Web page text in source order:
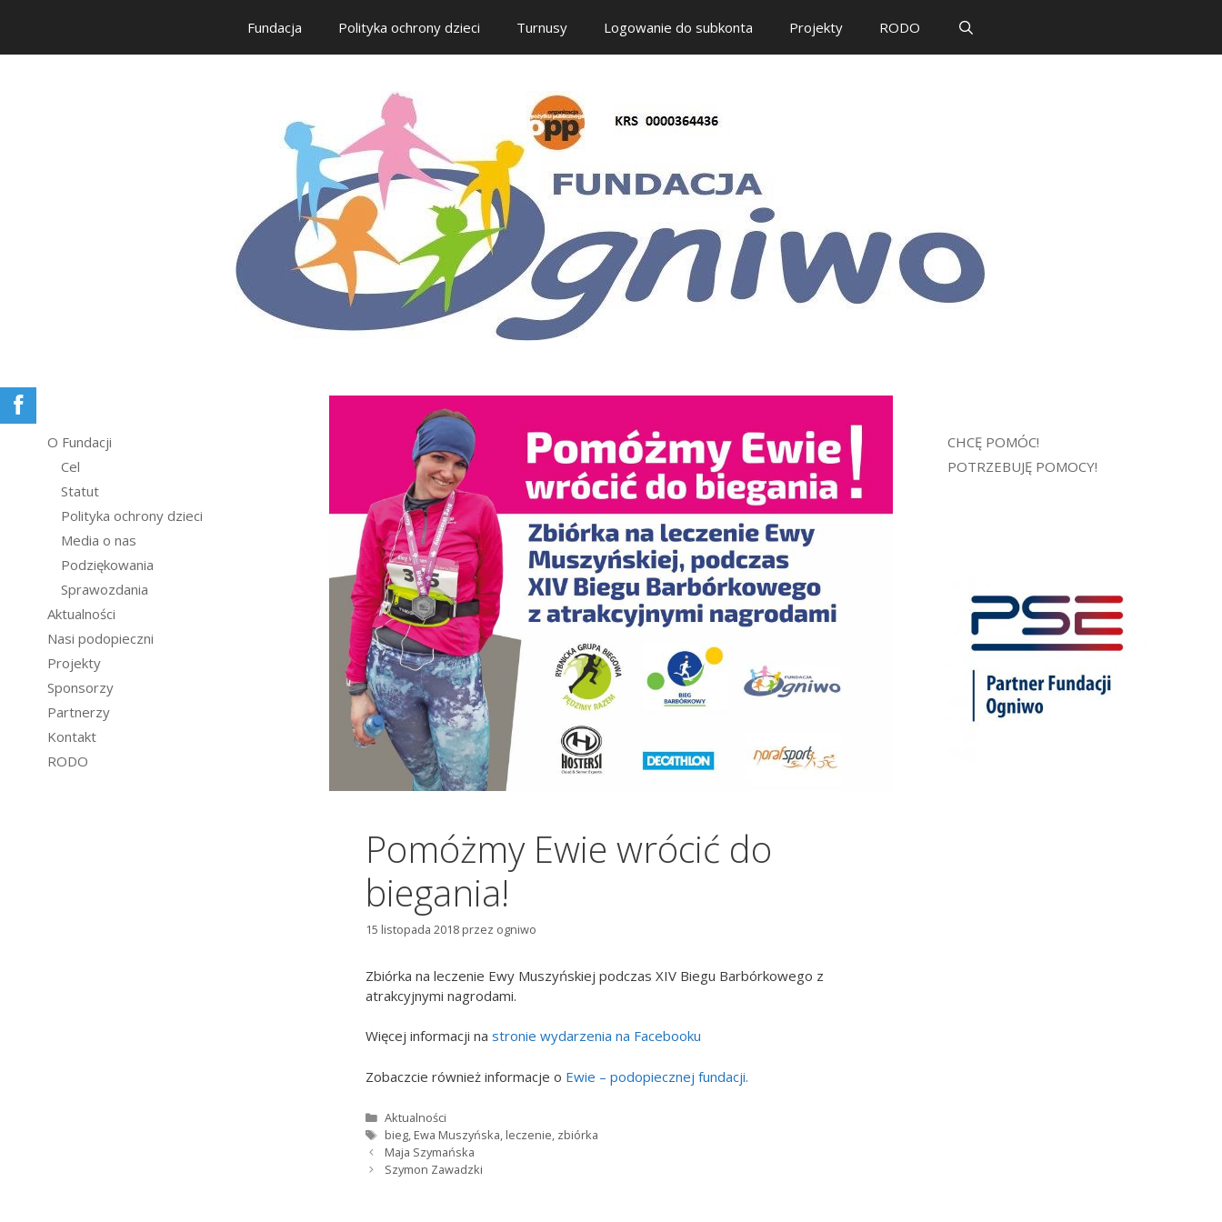
Fundacja Polityka ochrony dzieci Turnusy Logowanie do subkonta Projekty RODO
Pomóżmy Ewie wrócić do
biegania!
15 listopada 2018 przez ogniwo
Zbiórka na leczenie Ewy Muszyńskiej podczas XIV Biegu Barbórkowego z
atrakcyjnymi nagrodami.
Więcej informacji na stronie wydarzenia na Facebooku
Zobaczcie również informacje o Ewie – podopiecznej fundacji.
Kategorie
Aktualności
Tagi
bieg, Ewa Muszyńska, leczenie, zbiórka
Maja Szymańska
Szymon Zawadzki
O Fundacji
Cel
Statut
Polityka ochrony dzieci
Media o nas
Podziękowania
Sprawozdania
Aktualności
Nasi podopieczni
Projekty
Sponsorzy
Partnerzy
Kontakt
RODO
CHCĘ POMÓC!
POTRZEBUJĘ POMOCY!